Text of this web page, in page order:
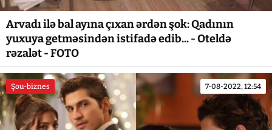
Arvadı ilə bal ayına çıxan ərdən şok: Qadının
yuxuya getməsindən istifadə edib... - Oteldə
rəzalət - FOTO
Şou-biznes 7-08-2022, 12:54